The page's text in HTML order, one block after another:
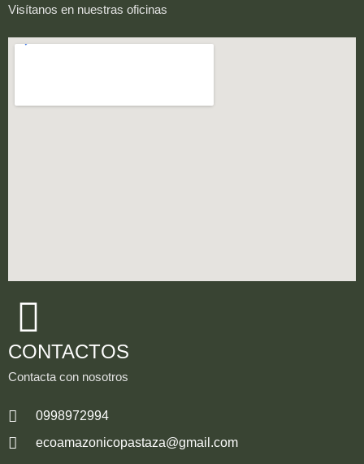
Visítanos en nuestras oficinas
CONTACTOS
Contacta con nosotros
0998972994
ecoamazonicopastaza@gmail.com